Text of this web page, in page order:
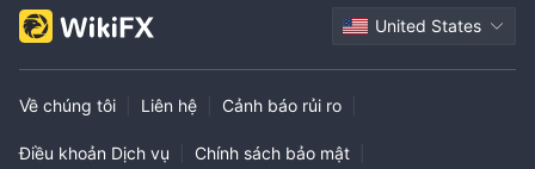
United States
Về chúng tôi Liên hệ Cảnh báo rủi ro
Điều khoản Dịch vụ Chính sách bảo mật